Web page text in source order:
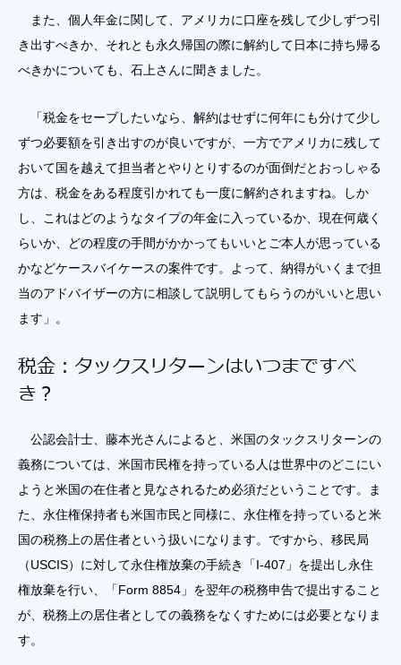
また、個人年金に関して、アメリカに口座を残して少しずつ引
き出すべきか、それとも永久帰国の際に解約して日本に持ち帰る
べきかについても、石上さんに聞きました。
「税金をセーブしたいなら、解約はせずに何年にも分けて少し
ずつ必要額を引き出すのが良いですが、一方でアメリカに残して
おいて国を越えて担当者とやりとりするのが面倒だとおっしゃる
方は、税金をある程度引かれても一度に解約されますね。しか
し、これはどのようなタイプの年金に入っているか、現在何歳く
らいか、どの程度の手間がかかってもいいとご本人が思っている
かなどケースバイケースの案件です。よって、納得がいくまで担
当のアドバイザーの方に相談して説明してもらうのがいいと思い
ます」。
税金：タックスリターンはいつまですべ
き？
公認会計士、藤本光さんによると、米国のタックスリターンの
義務については、米国市民権を持っている人は世界中のどこにい
ようと米国の在住者と見なされるため必須だということです。ま
た、永住権保持者も米国市民と同様に、永住権を持っていると米
国の税務上の居住者という扱いになります。ですから、移民局
（USCIS）に対して永住権放棄の手続き「I-407」を提出し永住
権放棄を行い、「Form 8854」を翌年の税務申告で提出すること
が、税務上の居住者としての義務をなくすためには必要となりま
す。